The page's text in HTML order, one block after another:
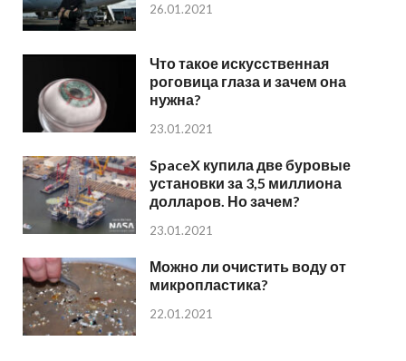
26.01.2021
Что такое искусственная
роговица глаза и зачем она
нужна?
23.01.2021
SpaceX купила две буровые
установки за 3,5 миллиона
долларов. Но зачем?
23.01.2021
Можно ли очистить воду от
микропластика?
22.01.2021